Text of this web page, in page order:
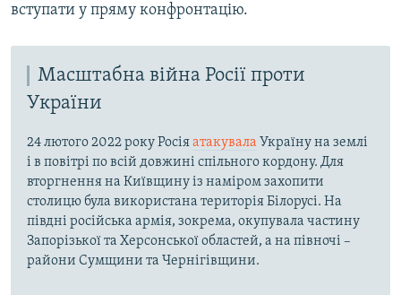
вступати у пряму конфронтацію.
Масштабна війна Росії проти
України
24 лютого 2022 року Росіяатакувала Україну на землі
і в повітрі по всій довжині спільного кордону. Для
вторгнення на Київщину із наміром захопити
столицю була використана територія Білорусі. На
півдні російська армія, зокрема, окупувала частину
Запорізької та Херсонської областей, а на півночі –
райони Сумщини та Чернігівщини.